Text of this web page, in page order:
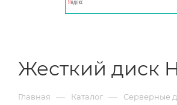
Жесткий диск
Главная — Каталог — Серверные